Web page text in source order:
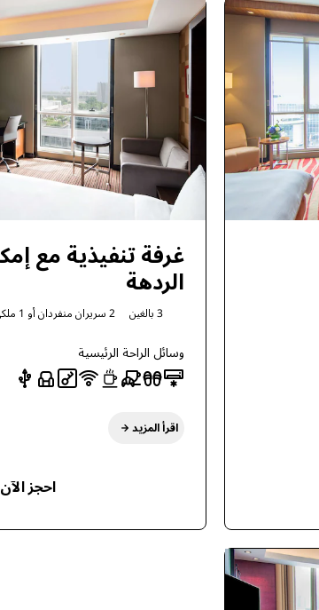
غرفة تنفيذية مع
الردهة
3 بالغين 2 سريران منفردان أو 1 ملكي أو
وسائل الراحة الرئيسية
اقرأ المزيد
احجز الآن